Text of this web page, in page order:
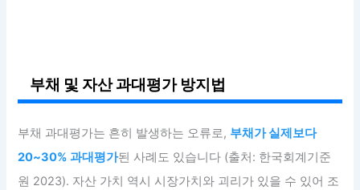
부채 및 자산 과대평가 방지법
부채 과대평가는 흔히 발생하는 오류로, 부채가 실제보다
20~30% 과대평가된 사례도 있습니다 (출처: 한국회계기준
원 2023). 자산 가치 역시 시장가치와 괴리가 있을 수 있어 조